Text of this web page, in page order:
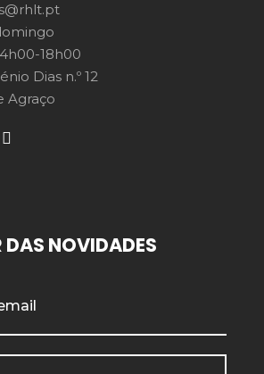
18h00
Dias n.º 12
Agraço
DAS NOVIDADES